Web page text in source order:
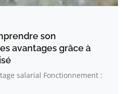
son
avantages grâce à
salarial Fonctionnement :